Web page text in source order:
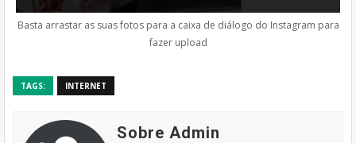
Basta arrastar as suas fotos para a caixa de diálogo do Instagram para
fazer upload
TAGS: INTERNET
Sobre Admin